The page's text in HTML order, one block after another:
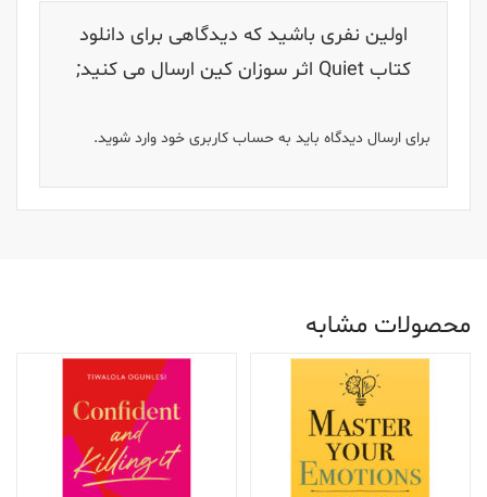
اولین نفری باشید که دیدگاهی برای دانلود
کتاب Quiet اثر سوزان کین ارسال می کنید;
برای ارسال دیدگاه باید به حساب کاربری خود وارد شوید.
محصولات مشابه